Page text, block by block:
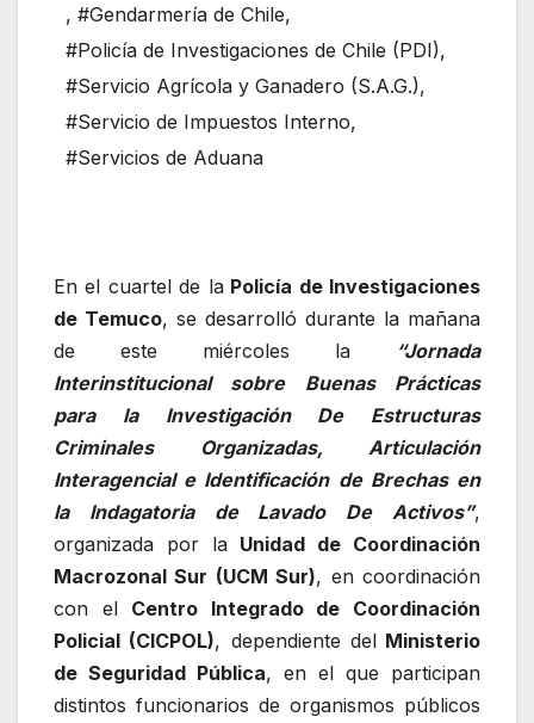
, #Gendarmería de Chile,
#Policía de Investigaciones de Chile (PDI),
#Servicio Agrícola y Ganadero (S.A.G.),
#Servicio de Impuestos Interno,
#Servicios de Aduana
En el cuartel de laPolicía de Investigaciones
de Temuco, se desarrolló durante la mañana
de este miércoles la
“Jornada
Interinstitucional sobre Buenas Prácticas
para la Investigación De Estructuras
Criminales Organizadas, Articulación
Interagencial e Identificación de Brechas en
la Indagatoria de Lavado De Activos”,
organizada por la Unidad de Coordinación
Macrozonal Sur (UCM Sur), en coordinación
con el Centro Integrado de Coordinación
Policial (CICPOL), dependiente delMinisterio
de Seguridad Pública, en el que participan
distintos funcionarios de organismos públicos